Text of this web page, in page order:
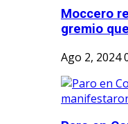
Moccero
gremio
Ago 2, 2024